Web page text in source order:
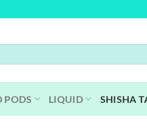
PODS LIQUID SHISHA